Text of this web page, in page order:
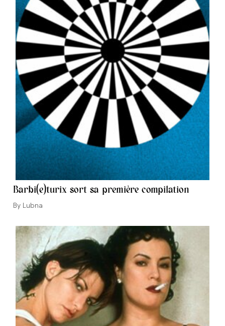
Barbi(e)turix sort sa première compilation
Auteur/autrice
la
publication :
Lubna